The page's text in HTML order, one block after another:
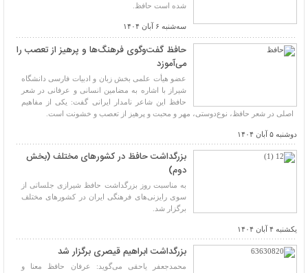
شده است حافظ.
سه‌شنبه ۶ آبان ۱۴۰۴
حافظ گفت‌وگوی فرهنگ‌ها و پرهیز از تعصب را
می‌آموزد
عضو هیأت علمی بخش زبان و ادبیات فارسی دانشگاه
شیراز با اشاره به مضامین انسانی و عرفانی در شعر
حافظ این شاعر نامدار ایرانی گفت: یکی از مفاهیم
اصلی در شعر حافظ، نوع‌دوستی، مهر و محبت و پرهیز از تعصب و خشونت است.
دوشنبه ۵ آبان ۱۴۰۴
بزرگداشت حافظ در کشورهای مختلف (بخش
دوم)
به مناسبت روز بزرگداشت حافظ شیرازی جلساتی از
سوی رایزنی‌های فرهنگی ایران در کشورهای مختلف
برگزار شد.
یکشنبه ۴ آبان ۱۴۰۴
بزرگداشت ابراهیم قیصری برگزار شد
محمدجعفر یاحقی می‌گوید: عرفان حافظ معنا و